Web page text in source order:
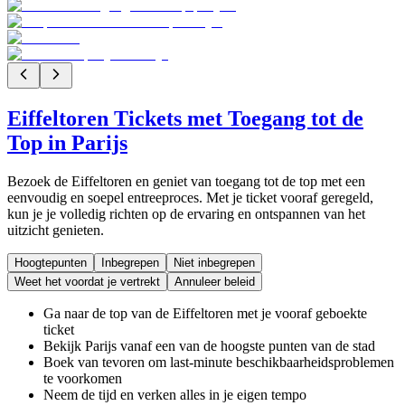
Eiffeltoren Tickets met Toegang tot de
Top in Parijs
Bezoek de Eiffeltoren en geniet van toegang tot de top met een
eenvoudig en soepel entreeproces. Met je ticket vooraf geregeld,
kun je je volledig richten op de ervaring en ontspannen van het
uitzicht genieten.
Hoogtepunten Inbegrepen
Niet inbegrepen
Weet het voordat je vertrekt
Annuleer beleid
Ga naar de top van de Eiffeltoren met je vooraf geboekte
ticket
Bekijk Parijs vanaf een van de hoogste punten van de stad
Boek van tevoren om last-minute beschikbaarheidsproblemen
te voorkomen
Neem de tijd en verken alles in je eigen tempo